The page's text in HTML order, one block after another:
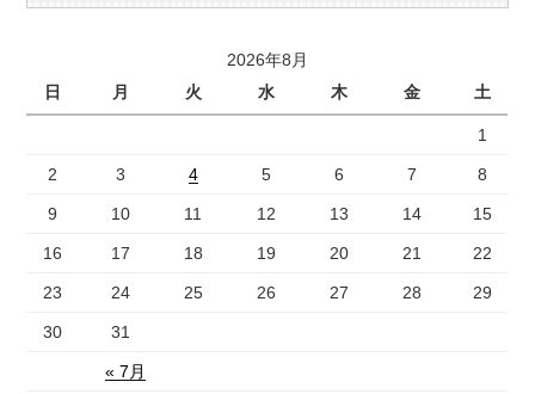
2026年8月
日
月 火 水 木 金 土
« 7月
1
2 3 4 5 6 7 8
9 10 11 12 13 14 15
16 17 18 19 20 21 22
23 24 25 26 27 28 29
30 31